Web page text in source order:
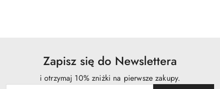
Zapisz się do Newslettera
i otrzymaj 10% zniżki na pierwsze zakupy.